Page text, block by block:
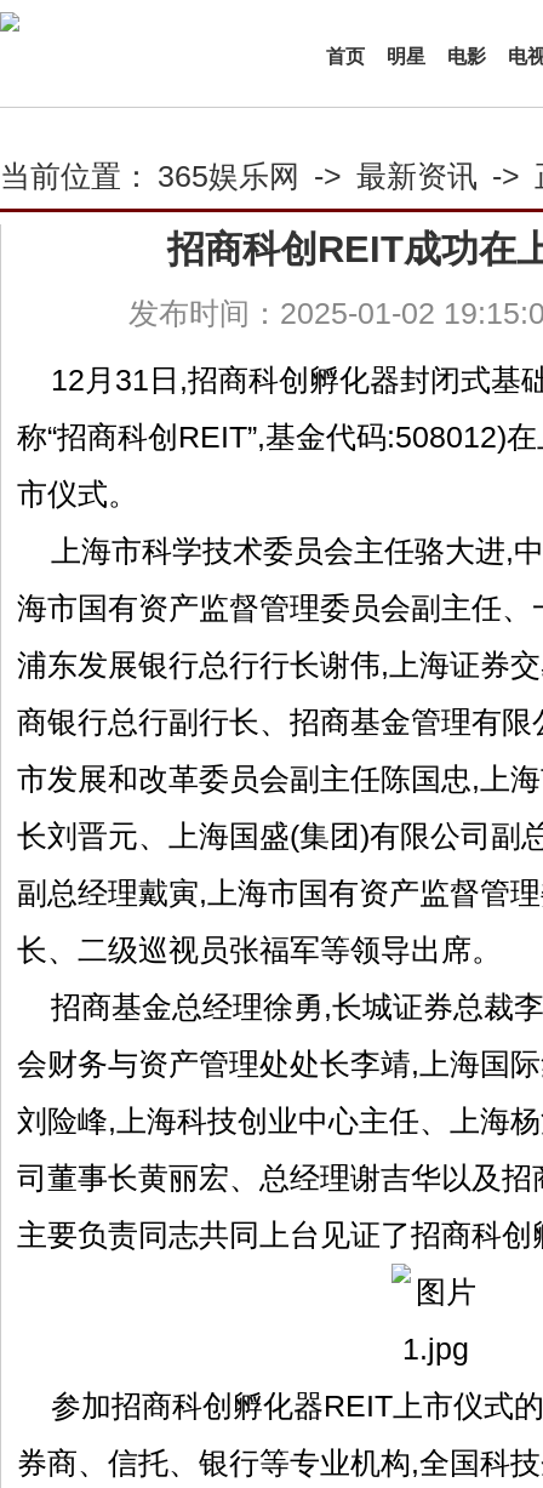
首页 明星 电影 电
当前位置： 365娱乐网 -> 最新资讯 ->
招商科创REIT成功在
发布时间：2025-01-02
12月31日,招商科创孵化器封闭式基
称“招商科创REIT”,基金代码:508012)
市仪式。
上海市科学技术委员会主任骆大进,
海市国有资产监督管理委员会副主任
浦东发展银行总行行长谢伟,上海证券
商银行总行副行长、招商基金管理有
市发展和改革委员会副主任陈国忠,上
长刘晋元、上海国盛(集团)有限公司副
副总经理戴寅,上海市国有资产监督管
长、二级巡视员张福军等领导出席。
招商基金总经理徐勇,长城证券总裁
会财务与资产管理处处长李靖,上海国
刘险峰,上海科技创业中心主任、上海
司董事长黄丽宏、总经理谢吉华以及
主要负责同志共同上台见证了招商科
参加招商科创孵化器REIT上市仪式
券商、信托、银行等专业机构,全国科